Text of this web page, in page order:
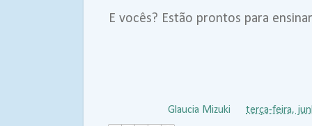
E vocês? Estão prontos para
Glaucia Mizuki terça-feira,